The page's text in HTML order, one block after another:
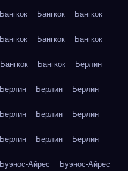
Бангкок Бангкок Бангкок
Бангкок Бангкок Бангкок
Бангкок Бангкок Берлин
Берлин Берлин Берлин
Берлин Берлин Берлин
Берлин Берлин Берлин
Буэнос-Айрес Буэнос-Айрес